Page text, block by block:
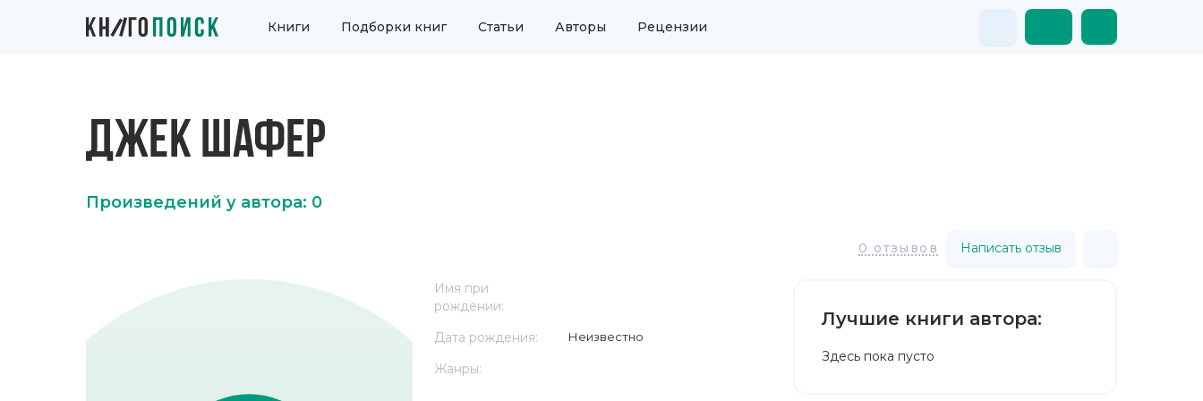
Книги Подборки книг Статьи Авторы Рецензии
ДЖЕК ШАФЕР
Произведений у автора: 0
0 отзывов Написать отзыв
Имя при
рождении:
Дата рождения:
Неизвестно
Жанры:
Лучшие книги автора:
Здесь пока пусто